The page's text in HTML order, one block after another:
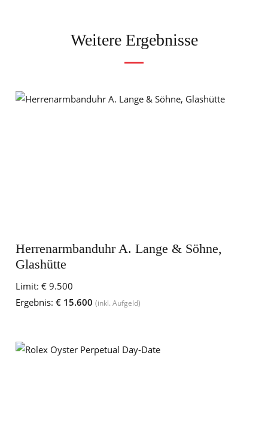
Weitere Ergebnisse
Herrenarmbanduhr A. Lange & Söhne,
Glashütte
Limit: € 9.500
Ergebnis: € 15.600 (inkl. Aufgeld)